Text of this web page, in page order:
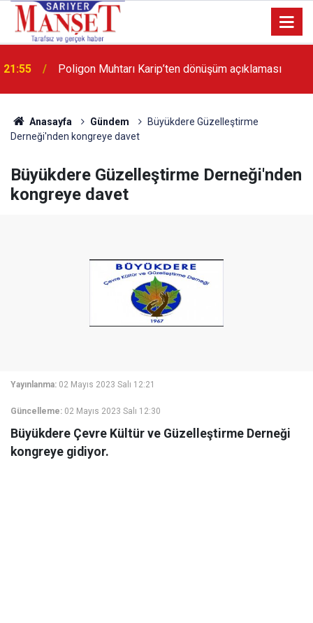
21:55 Poligon Muhtarı Karip’ten dönüşüm açıklaması
13:36 'Poligon'da İstanbul'a örnek proje gerçekleştirilecek'
Anasayfa Gündem
Büyükdere Güzelleştirme
Derneği'nden kongreye davet
Büyükdere Güzelleştirme Derneği'nden
kongreye davet
Yayınlanma: 02 Mayıs 2023 Salı 12:21
Güncelleme: 02 Mayıs 2023 Salı 12:30
Büyükdere Çevre Kültür ve Güzelleştirme Derneği
kongreye gidiyor.